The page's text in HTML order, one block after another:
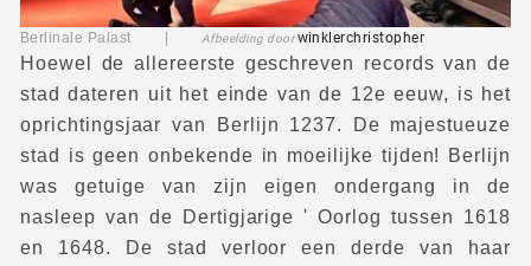
Berlinale Palast | Afbeelding door winklerchristopher
Hoewel de allereerste geschreven records van de
stad dateren uit het einde van de 12e eeuw, is het
oprichtingsjaar van Berlijn 1237. De majestueuze
stad is geen onbekende in moeilijke tijden! Berlijn
was getuige van zijn eigen ondergang in de
nasleep van de Dertigjarige ' Oorlog tussen 1618
en 1648. De stad verloor een derde van haar